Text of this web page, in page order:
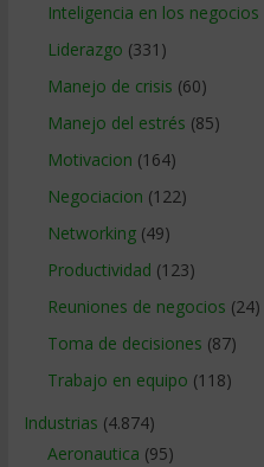
Inteligencia en los negocios
Liderazgo (331)
Manejo de crisis (60)
Manejo del estrés (85)
Motivacion (164)
Negociacion (122)
Networking(49)
Productividad (123)
Reuniones de negocios (24)
Toma de decisiones (87)
Trabajo en equipo (118)
Industrias (4.874)
Aeronautica (95)